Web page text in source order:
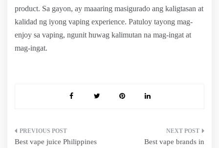
product. Sa gayon, ay maaaring masigurado ang kaligtasan at
kalidad ng iyong vaping experience. Patuloy tayong mag-
enjoy sa vaping, ngunit huwag kalimutan na mag-ingat at
mag-ingat.
Post
Best vape juice Philippines
Best vape brands in